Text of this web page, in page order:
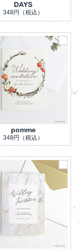
DAYS
348円 （税込）
pomme
348円 （税込）